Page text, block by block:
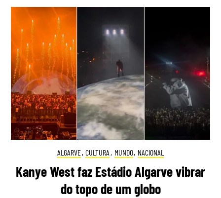
ALGARVE, CULTURA , MUNDO, NACIONAL
Kanye West faz Estádio Algarve vibrar
do topo de um globo